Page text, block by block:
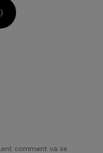
comment va se